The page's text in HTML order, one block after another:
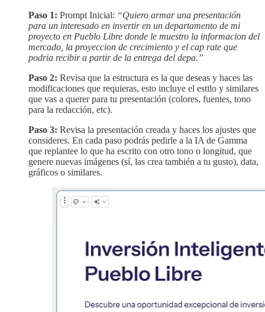
Paso 1: Prompt Inicial: “Quiero armar una presentación
para un interesado en invertir en un departamento de mi
proyecto en Pueblo Libre donde le muestro la informacion del
mercado, la proyeccion de crecimiento y el cap rate que
podria recibir a partir de la entrega del depa.”
Paso 2: Revisa que la estructura es la que deseas y haces las
modificaciones que requieras, esto incluye el estilo y similares
que vas a querer para tu presentación (colores, fuentes, tono
para la redacción, etc).
Paso 3: Revisa la presentación creada y haces los ajustes que
consideres. En cada paso podrás pedirle a la IA de Gamma
que replantee lo que ha escrito con otro tono o longitud, que
genere nuevas imágenes (sí, las crea también a tu gusto), data,
gráficos o similares.